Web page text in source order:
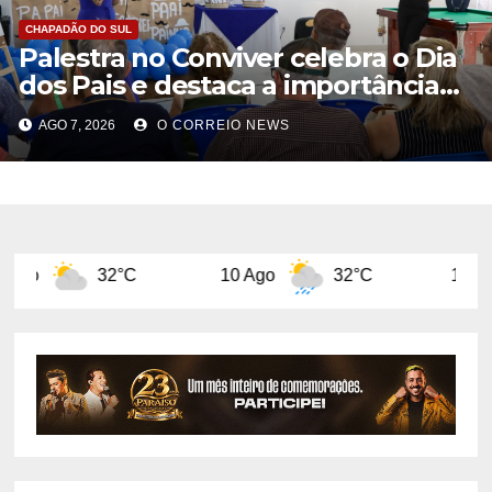
CHAPADÃO DO SUL
Palestra no Conviver celebra o Dia
dos Pais e destaca a importância
da figura paterna na família
AGO 7, 2026 O CORREIO NEWS
32°C 32°C